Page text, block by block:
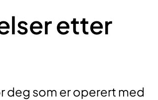
etter
deg som er operert med